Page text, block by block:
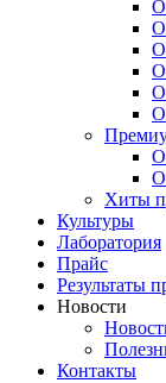
Хиты
Культуры
Лаборатория
Прайс
Результаты
Новости
Контакты